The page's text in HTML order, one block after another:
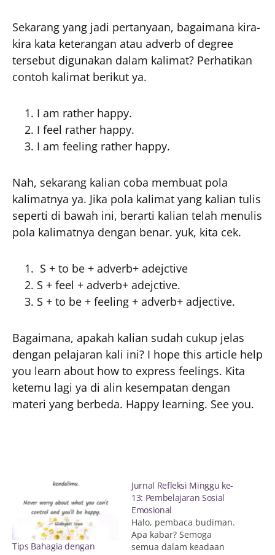
Sekarang yang jadi pertanyaan, bagaimana kira-
kira kata keterangan atau adverb of degree
tersebut digunakan dalam kalimat? Perhatikan
contoh kalimat berikut ya.
I am rather happy.
I feel rather happy.
I am feeling rather happy.
Nah, sekarang kalian coba membuat pola
kalimatnya ya. Jika pola kalimat yang kalian tulis
seperti di bawah ini, berarti kalian telah menulis
pola kalimatnya dengan benar. yuk, kita cek.
S + to be + adverb+ adejctive
S + feel + adverb+ adejctive.
S + to be + feeling + adverb+ adjective.
Bagaimana, apakah kalian sudah cukup jelas
dengan pelajaran kali ini? I hope this article help
you learn about how to express feelings. Kita
ketemu lagi ya di alin kesempatan dengan
materi yang berbeda. Happy learning. See you.
Tips Bahagia dengan
Jurnal Refleksi Minggu ke-
13: Pembelajaran Sosial
Emosional
Halo, pembaca budiman.
Apa kabar? Semoga
semua dalam keadaan